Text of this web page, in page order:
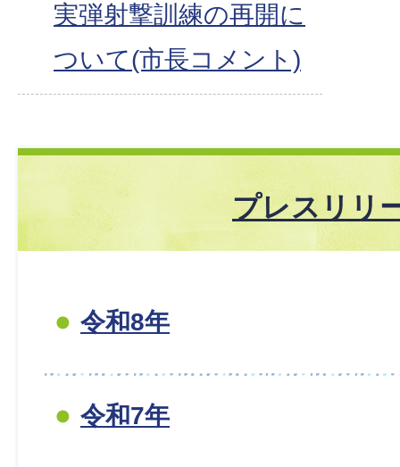
実弾射撃訓練の再開に
ついて(市長コメント)
プレスリリ
令和8年
令和7年